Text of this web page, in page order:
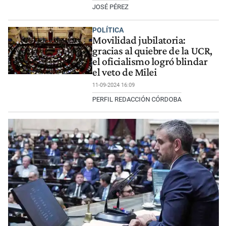
JOSÉ PÉREZ
POLÍTICA
Movilidad jubilatoria:
gracias al quiebre de la UCR,
el oficialismo logró blindar
el veto de Milei
11-09-2024 16:09
PERFIL REDACCIÓN CÓRDOBA